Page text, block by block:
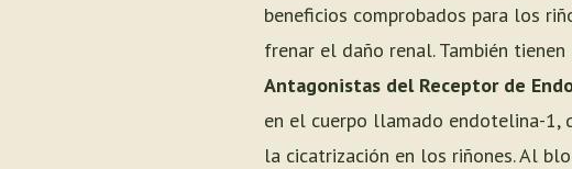
beneficios comprobados para los
frenar el daño renal. También
Antagonistas del Receptor de
en el cuerpo llamado endotelina-1,
la cicatrización en los riñones. Al